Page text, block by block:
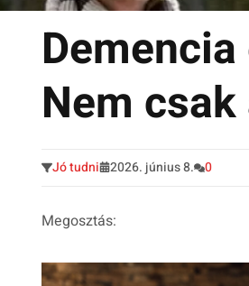
Nem
Jó tudni 2026. június 8. 0
Megosztás: